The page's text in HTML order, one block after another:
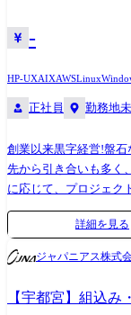
-
HP-UXAIXAWSLinux
正社員 勤務地
創業以来黒字経営!盤
先から引き合いも多く
に応じて、プロジェク
●取引業界 製造メーカー、通信キャリア、金融、流通、官公庁 等 ●設
RHL、Solaris、HP-UX、AIX、
プロジェクト例 ・要件定義・設計・構築(上流) ・運用・保守(下流) ※ご
志向・ご希望に応じて、プロ
め、地元の大手企業で
詳細を見る
ジャパニアス株式
【宇都宮】組込み